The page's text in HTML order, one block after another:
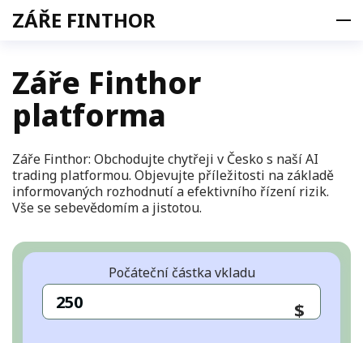
ZÁŘE FINTHOR
Produkt
Tým
Kontakty
Časté otázky
Záře Finthor
platforma
Záře Finthor: Obchodujte chytřeji v Česko s naší AI
trading platformou. Objevujte příležitosti na základě
informovaných rozhodnutí a efektivního řízení rizik.
Vše se sebevědomím a jistotou.
Počáteční částka vkladu
$